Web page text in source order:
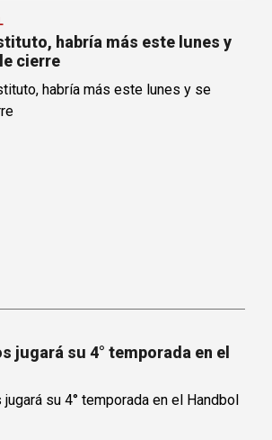
habría más este lunes y
cierre
jugará su 4° temporada en el